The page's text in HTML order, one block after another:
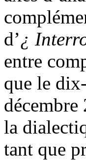
d’¿
entre
que le
la
tant que